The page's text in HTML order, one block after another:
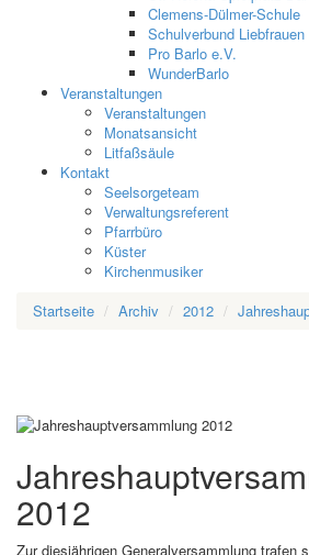
Clemens-Dülmer-Schule
Schulverbund
Pro Barlo e.V.
WunderBarlo
Veranstaltungen
Veranstaltungen
Monatsansicht
Litfaßsäule
Kontakt
Seelsorgeteam
Verwaltungsreferent
Pfarrbüro
Küster
Kirchenmusiker
Startseite
Archiv 2012
2012
Zur diesjährigen Generalversammlung trafen